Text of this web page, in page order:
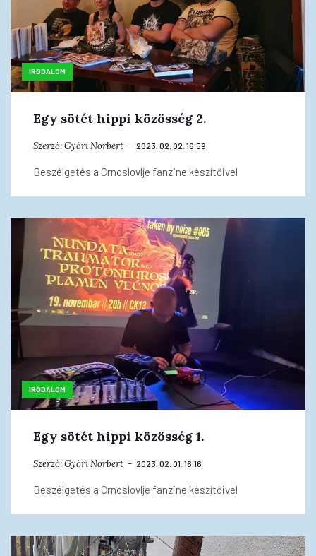
IRODALOM
Egy sötét hippi közösség 2.
Szerző:Győri Norbert 2023. 02. 02. 16:59
Beszélgetés a Crnoslovlje fanzine készítőivel
IRODALOM
Egy sötét hippi közösség 1.
Szerző:Győri Norbert 2023. 02. 01. 16:16
Beszélgetés a Crnoslovlje fanzine készítőivel